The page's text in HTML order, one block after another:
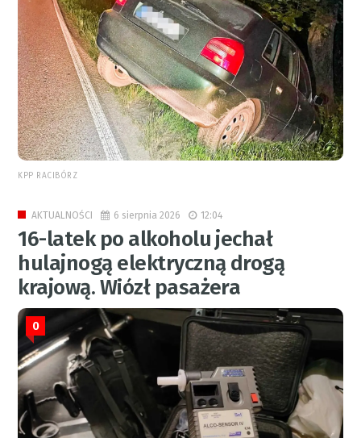
KPP RACIBÓRZ
AKTUALNOŚCI 6 sierpnia 2026 12:04
16-latek po alkoholu jechał
hulajnogą elektryczną drogą
krajową. Wiózł pasażera
0